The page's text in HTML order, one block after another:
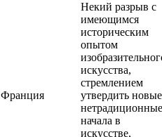
Франция
Некий разрыв с
имеющимся
историческим
опытом
искусства,
стремлением
утвердить новые
нетрадиционные
начала в
искусстве,